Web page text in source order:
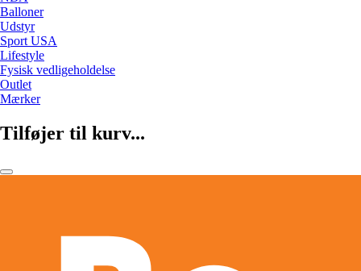
Balloner
Udstyr
Sport USA
Lifestyle
Fysisk vedligeholdelse
Outlet
Mærker
Tilføjer til kurv...